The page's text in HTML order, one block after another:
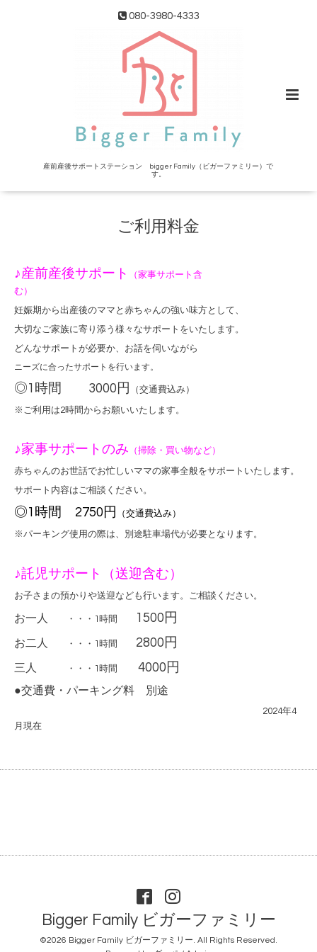
080-3980-4333
産前産後サポートステーション bigger Family（ビガーファミリー）で
す。
ご利用料金
♪産前産後サポート
（家事サポート含
む）
妊娠期から出産後のママと赤ちゃんの強い味方として、
大切なご家族に寄り添う様々なサポートをいたします。
どんなサポートが必要か、お話を伺いながら
ニーズに合ったサポートを行います。
◎1時間 3000円 （交通費込み）
※ ご利用は2時間からお願いいたします。
♪家事サポートのみ （掃除・買い物など）
赤ちゃんのお世話でお忙しいママの家事全般をサポートいたします。
サポート内容はご相談ください。
◎1時間 2750円 （交通費込み）
※パーキング使用の際は、別途駐車場代が必要となります。
♪託児サポート（送迎含む）
お子さまの預かりや送迎なども行います。ご相談ください。
お一人 ・・・ 1時間 1500 円
お二人 ・・・1時間 2800 円
三人 ・・・1時間 4000円
●交通費・パーキング料 別途
2024年4
月現在
Bigger Family ビガーファミリー
©2026 Bigger Family ビガーファミリー. All Rights Reserved.